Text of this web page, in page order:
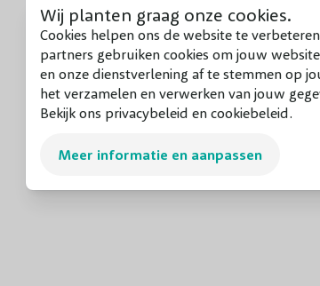
Wij planten graag onze cookies.
Cookies helpen ons de website te
partners gebruiken cookies om jouw
en onze dienstverlening af te stemmen op
het verzamelen en verwerken van jouw
Bekijk ons privacybeleid en cookiebeleid.
Meer informatie en aanpassen